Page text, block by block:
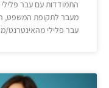
התמודדות עם עבר
מעבר לתקופת המשפט,
עבר פלילי מהאינטרנט/